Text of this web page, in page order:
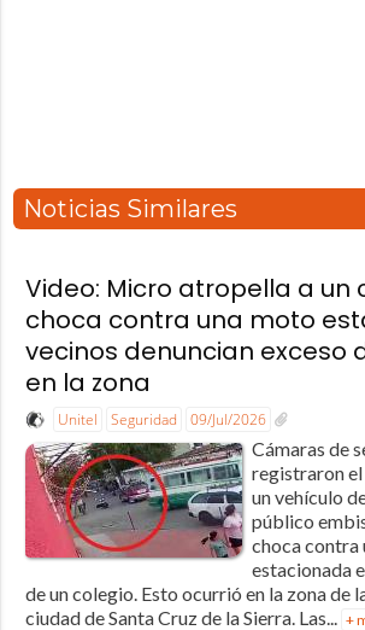
Noticias Similares
Video: Micro atropella a un
choca contra una moto
vecinos denuncian exceso
en la zona
Unitel Seguridad 09/Jul/2026
Cámaras de
registraron el
un vehículo
público
choca contra
estacionada
de un colegio. Esto ocurrió en la zona de
ciudad de Santa Cruz de la Sierra. Las... +